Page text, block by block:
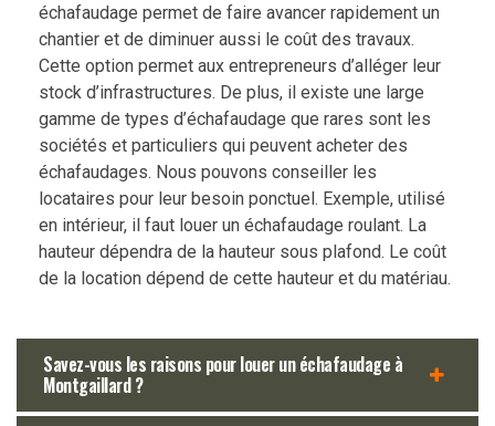
échafaudage permet de faire avancer rapidement un
chantier et de diminuer aussi le coût des travaux.
Cette option permet aux entrepreneurs d’alléger leur
stock d’infrastructures. De plus, il existe une large
gamme de types d’échafaudage que rares sont les
sociétés et particuliers qui peuvent acheter des
échafaudages. Nous pouvons conseiller les
locataires pour leur besoin ponctuel. Exemple, utilisé
en intérieur, il faut louer un échafaudage roulant. La
hauteur dépendra de la hauteur sous plafond. Le coût
de la location dépend de cette hauteur et du matériau.
Savez-vous les raisons pour louer un échafaudage à
Montgaillard ?